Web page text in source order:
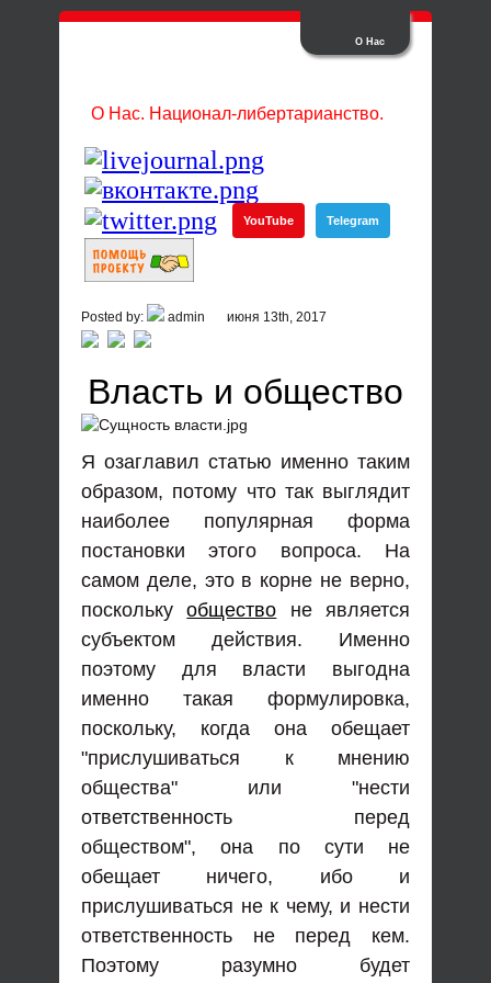
О Нас
О Нас. Национал-либертарианство.
YouTube Telegram
Posted by: admin июня 13th, 2017
Власть и общество
Я озаглавил статью именно таким
образом, потому что так выглядит
наиболее популярная форма
постановки этого вопроса. На
самом деле, это в корне не верно,
посколькуобщество не является
субъектом действия. Именно
поэтому для власти выгодна
именно такая формулировка,
поскольку, когда она обещает
"прислушиваться к мнению
общества" или "нести
ответственность перед
обществом", она по сути не
обещает ничего, ибо и
прислушиваться не к чему, и нести
ответственность не перед кем.
Поэтому разумно будет